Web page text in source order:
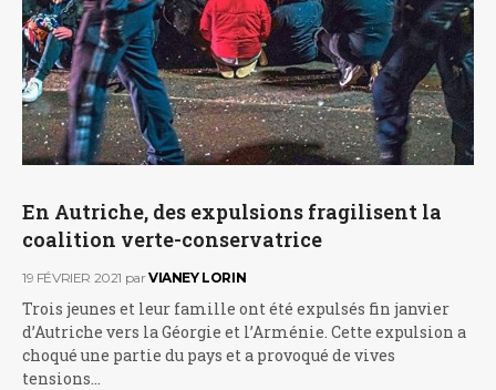
En Autriche, des expulsions fragilisent la
coalition verte-conservatrice
19 FÉVRIER 2021 parVIANEY LORIN
Trois jeunes et leur famille ont été expulsés fin janvier
d’Autriche vers la Géorgie et l’Arménie. Cette expulsion a
choqué une partie du pays et a provoqué de vives
tensions…